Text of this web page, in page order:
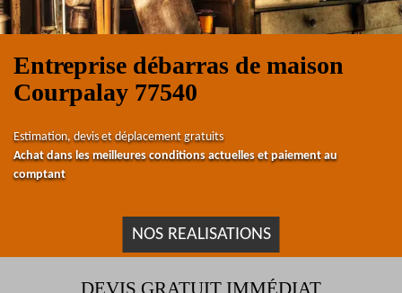
Entreprise débarras de maison
Courpalay 77540
Estimation, devis et déplacement gratuits
Achat dans les meilleures conditions actuelles et paiement au
comptant
NOS REALISATIONS
DEVIS GRATUIT IMMÉDIAT